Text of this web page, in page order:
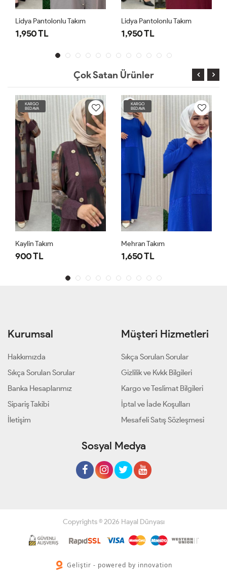
Lidya Pantolonlu Takım
1,950 TL
Lidya Pantolonlu Takım
1,950 TL
Çok Satan Ürünler
KARGO
BEDAVA
Kaylin Takım
900 TL
KARGO
BEDAVA
Mehran Takım
1,650 TL
Kurumsal
Hakkımızda
Sıkça Sorulan Sorular
Banka Hesaplarımız
Sipariş Takibi
İletişim
Müşteri Hizmetleri
Sıkça Sorulan Sorular
Gizlilik ve Kvkk Bilgileri
Kargo ve Teslimat Bilgileri
İptal ve İade Koşulları
Mesafeli Satış Sözleşmesi
Sosyal Medya
Copyrights © 2026 Hayal Dünyası
Geliştir - powered by innovation